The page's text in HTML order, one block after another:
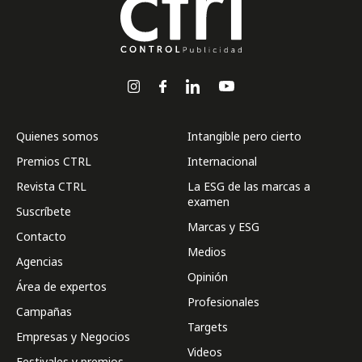
Quienes somos
Premios CTRL
Revista CTRL
Suscríbete
Contacto
Agencias
Área de expertos
Campañas
Empresas y Negocios
Intangible pero cierto
Internacional
La ESG de las marcas a
examen
Marcas y ESG
Medios
Opinión
Profesionales
Targets
Videos